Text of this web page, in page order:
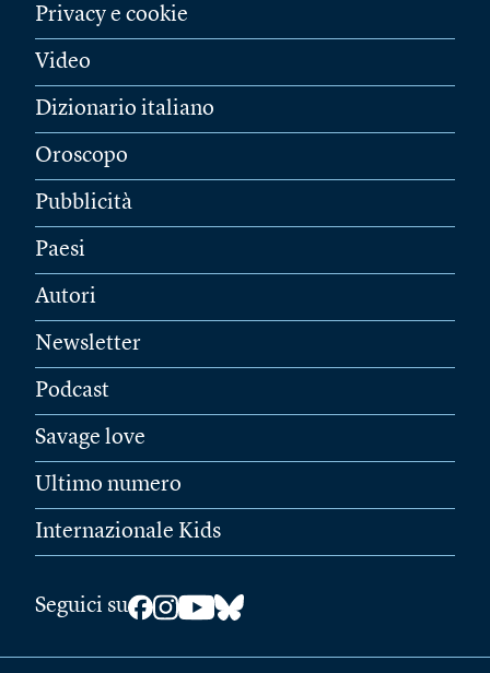
Privacy e cookie
Video
Dizionario italiano
Oroscopo
Pubblicità
Paesi
Autori
Newsletter
Podcast
Savage love
Ultimo numero
Internazionale Kids
Seguici su